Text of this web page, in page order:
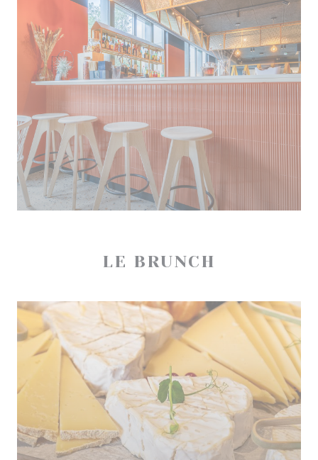
LE BRUNCH